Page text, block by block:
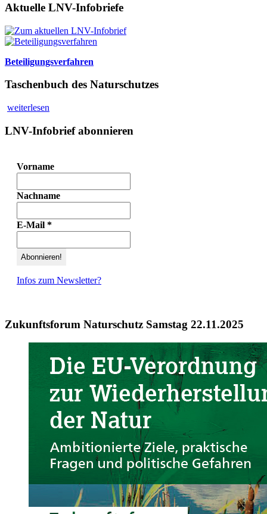
Aktuelle LNV-Infobriefe
Beteiligungsverfahren
Taschenbuch des Naturschutzes
weiterlesen
LNV-Infobrief abonnieren
Vorname
Nachname
E-Mail *
Infos zum Newsletter?
Zukunftsforum Naturschutz Samstag 22.11.2025